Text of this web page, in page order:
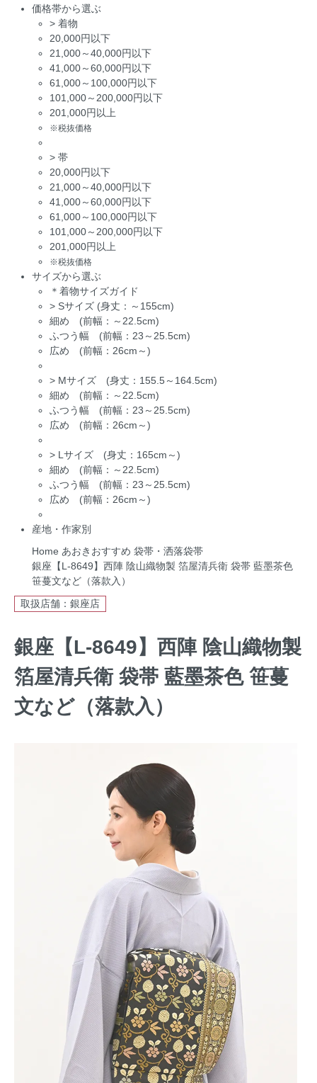
価格帯から選ぶ
> 着物
20,000円以下
21,000～40,000円以下
41,000～60,000円以下
61,000～100,000円以下
101,000～200,000円以下
201,000円以上
※税抜価格
> 帯
20,000円以下
21,000～40,000円以下
41,000～60,000円以下
61,000～100,000円以下
101,000～200,000円以下
201,000円以上
※税抜価格
サイズから選ぶ
＊着物サイズガイド
> Sサイズ (身丈：～155cm)
細め (前幅：～22.5cm)
ふつう幅 (前幅：23～25.5cm)
広め (前幅：26cm～)
> Mサイズ (身丈：155.5～164.5cm)
細め (前幅：～22.5cm)
ふつう幅 (前幅：23～25.5cm)
広め (前幅：26cm～)
> Lサイズ (身丈：165cm～)
細め (前幅：～22.5cm)
ふつう幅 (前幅：23～25.5cm)
広め (前幅：26cm～)
産地・作家別
Home あおきおすすめ 袋帯・洒落袋帯
銀座【L-8649】西陣 陰山織物製 箔屋清兵衛 袋帯 藍墨茶色
笹蔓文など（落款入）
取扱店舗：銀座店
銀座【L-8649】西陣 陰山織物製
箔屋清兵衛 袋帯 藍墨茶色 笹蔓
文など（落款入）